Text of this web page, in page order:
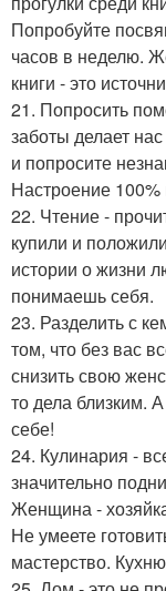
Попробуйте
часов в неделю.
книги - это
21. Попросить
заботы делает
и попросите
Настроение 100%
22. Чтение -
купили и
истории о жизни
понимаешь себя.
23. Разделить с
том, что без вас
снизить свою
то дела близким.
себе!
24. Кулинария -
значительно
Женщина -
Не умеете
мастерство.